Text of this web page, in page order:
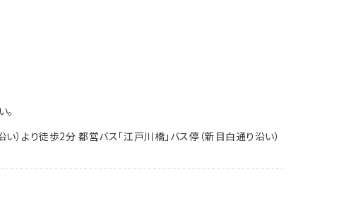
）より徒歩2分 都営バス「江戸川橋」バス停（新目白通り沿い）